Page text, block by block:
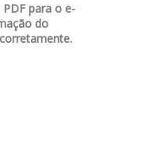
para o e-
do